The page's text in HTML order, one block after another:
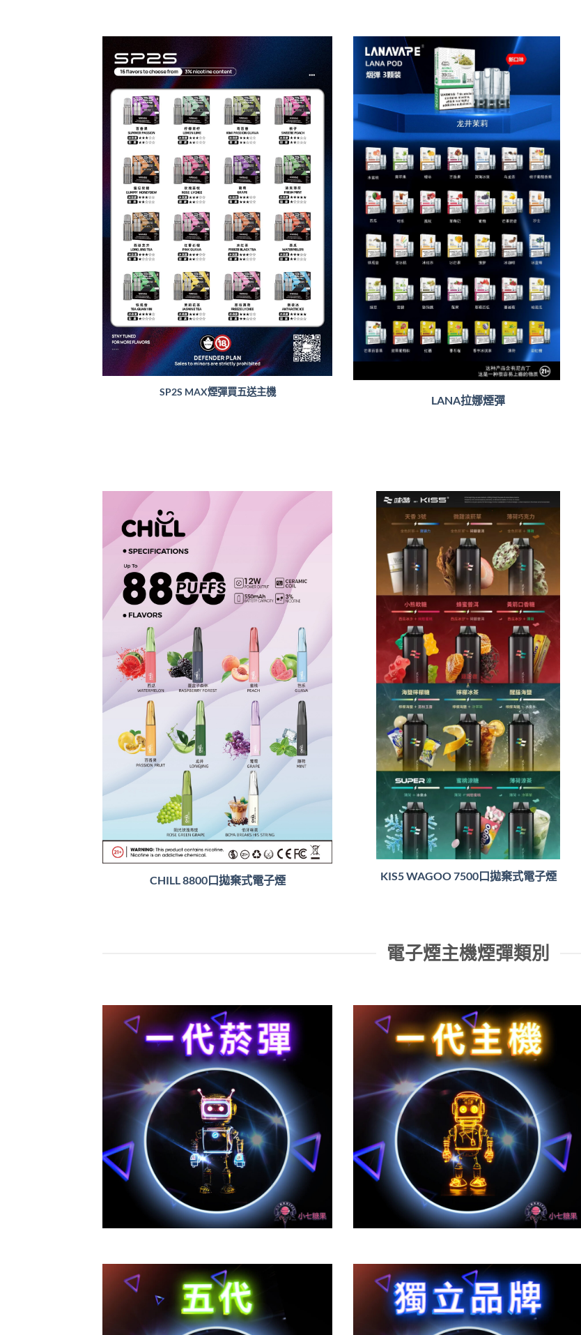
SP2S MAX煙彈買五送主機
LANA拉娜煙彈
CHILL 8800口拋棄式電子煙 KIS5 WAGOO 7500口拋棄式電子煙
電子煙主機煙彈類別